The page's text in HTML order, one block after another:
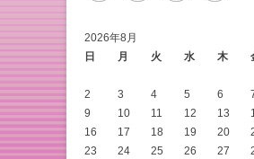
2026年8月
日
月 火 水 木
2
3 4 5 6
9
10 11 12 13
16
17 18 19 20
23
24 25 26 27